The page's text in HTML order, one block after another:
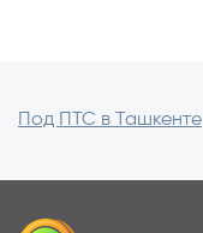
Под ПТС в Ташкенте